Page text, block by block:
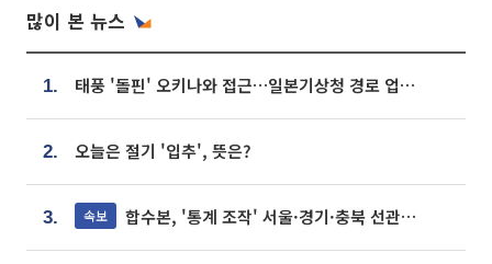
많이 본 뉴스
1. 태풍 '돌핀' 오키나와 접근…일본기상청 경로 업데이트
2. 오늘은 절기 '입추', 뜻은?
3. 속보 합수본, '통계 조작' 서울·경기·충북 선관위 등 추가 압수수색